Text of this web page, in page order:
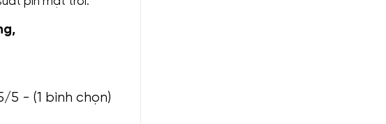
5 - (1 bình chọn)